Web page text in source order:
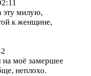
эту милую,
к женщине,
моё замершее
неплохо.